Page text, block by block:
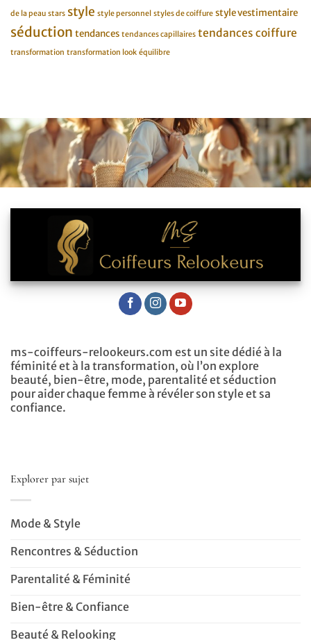
de la peau stars style style personnel styles de coiffure style vestimentaire
séduction tendances tendances capillaires tendances coiffure
transformation transformation look équilibre
ms-coiffeurs-relookeurs.com est un site dédié à la
féminité et à la transformation, où l’on explore
beauté, bien-être, mode, parentalité et séduction
pour aider chaque femme à révéler son style et sa
confiance.
Explorer par sujet
Mode & Style
Rencontres & Séduction
Parentalité & Féminité
Bien-être & Confiance
Beauté & Relooking